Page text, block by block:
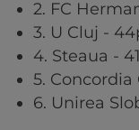
2. FC
3. U Cluj -
4. Steaua -
5.
6. Unirea